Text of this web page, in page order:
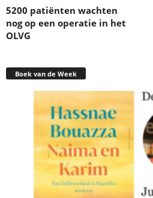
5200 patiënten wachten
nog op een operatie in het
OLVG
Boek van de Week